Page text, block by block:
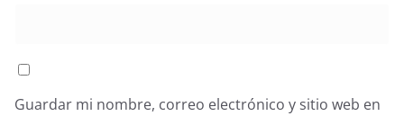
Guardar mi nombre, correo electrónico y sitio web en